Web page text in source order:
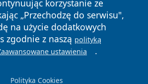
korzystanie ze
„Przechodzę do serwisu",
na użycie dodatkowych
zgodnie z naszą polityką
ustawienia .
Polityka Cookies
Polityka
Prywatności
Polityka
Cookies